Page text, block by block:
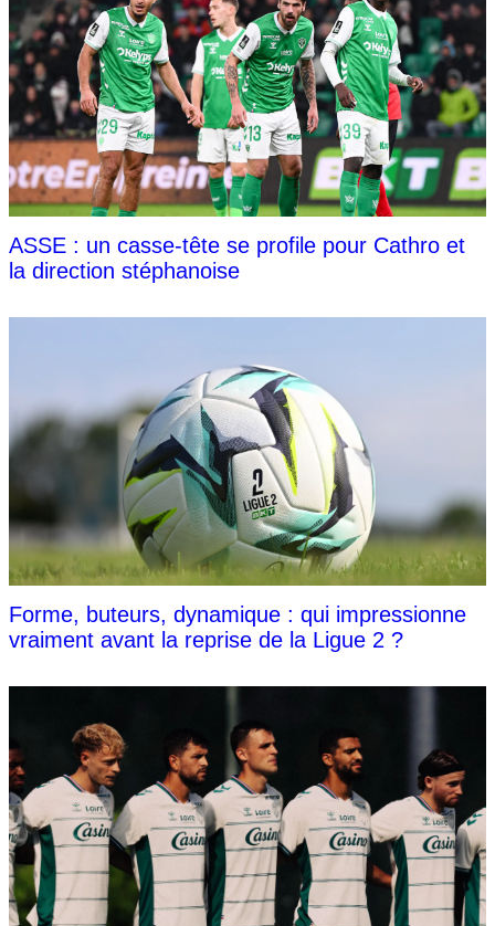
ASSE : un casse-tête se profile pour Cathro et
la direction stéphanoise
Forme, buteurs, dynamique : qui impressionne
vraiment avant la reprise de la Ligue 2 ?